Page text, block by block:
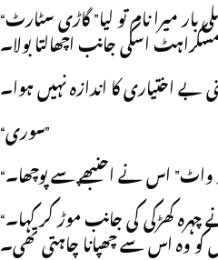
“چليں اسی بہانے آپ نے پہلی بار ميرا نام تو ليا” گاڑی سٹارٹ
اسکی جانب اچھالتا بولا۔
بے اختياری کا اندازہ نہيں ہوا۔
“سوری”
واٹ” اس نے اچنبھے سے پوچھا۔
“آپ کا نام لينے پر” وليہ نے چہرہ کھڑکی کی جانب موڑ کر کہا۔
وہ اس سے چھپانا چاہتی تھی۔